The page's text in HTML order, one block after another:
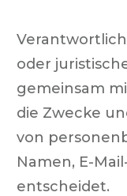
oder
gemeinsam
die Zwecke
von
Namen, E-
entscheidet.